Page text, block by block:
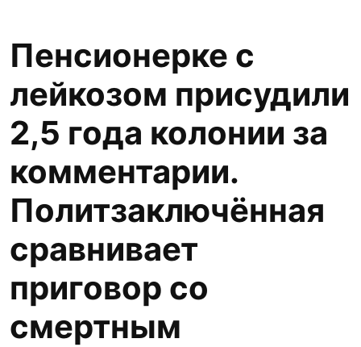
Пенсионерке с
лейкозом присудили
2,5 года колонии за
комментарии.
Политзаключённая
сравнивает
приговор со
смертным